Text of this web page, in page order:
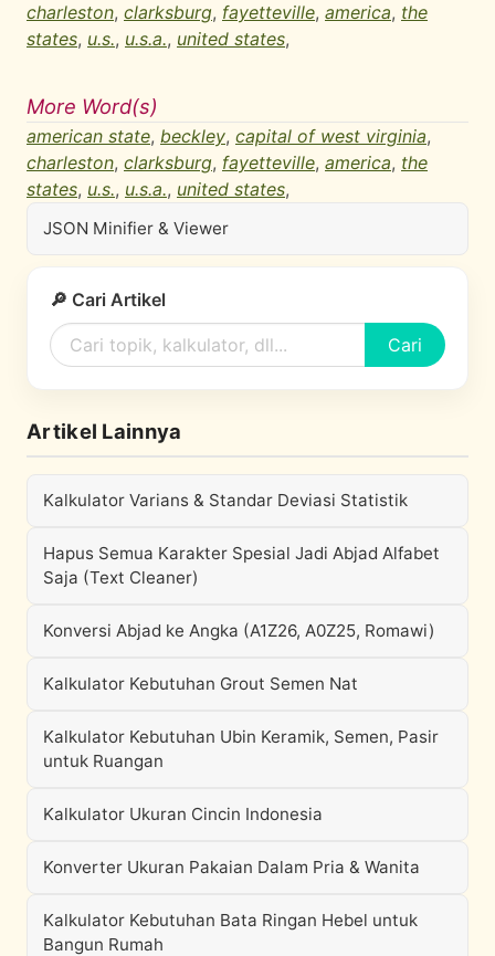
charleston, clarksburg, fayetteville, america, the
states, u.s., u.s.a., united states,
More Word(s)
american state, beckley, capital of west virginia,
charleston, clarksburg, fayetteville, america, the
states, u.s., u.s.a., united states,
JSON Minifier & Viewer
🔎 Cari Artikel
Cari
Artikel Lainnya
Kalkulator Varians & Standar Deviasi Statistik
Hapus Semua Karakter Spesial Jadi Abjad Alfabet
Saja (Text Cleaner)
Konversi Abjad ke Angka (A1Z26, A0Z25, Romawi)
Kalkulator Kebutuhan Grout Semen Nat
Kalkulator Kebutuhan Ubin Keramik, Semen, Pasir
untuk Ruangan
Kalkulator Ukuran Cincin Indonesia
Konverter Ukuran Pakaian Dalam Pria & Wanita
Kalkulator Kebutuhan Bata Ringan Hebel untuk
Bangun Rumah